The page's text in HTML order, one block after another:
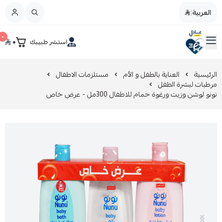
العربية|
صيدليات عادل استشر طبيبك ٠ ٠ القائمة الرئيسية
تخفيضات
المدونة
العناية بالجمال
عرض الكل
مزيل طلاء الأظافر
العناية بالطفل و الأم
عرض الكل
العناية اليومية
الرئيسية العناية بالطفل و الأم مستلزمات الاطفال
مرطبات لبشرة الطفل
نونو لوشن وزيت ورغوة حمام للاطفال 300مل - عرض خاص